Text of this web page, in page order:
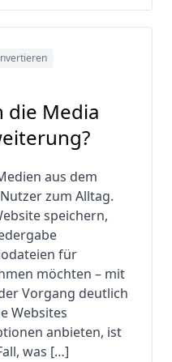
die Media
aus dem
zum Alltag.
speichern,
für
möchten – mit
Vorgang deutlich
Websites
anbieten, ist
was […]